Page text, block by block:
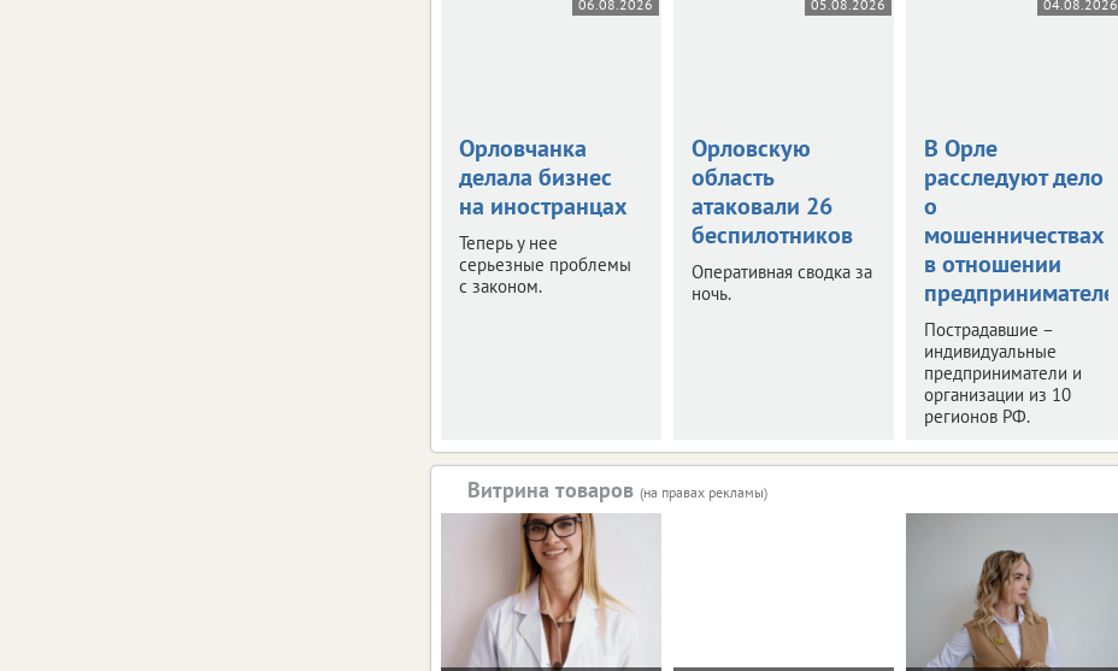
06.08.2026
Орловчанка
делала бизнес
на иностранцах
Теперь у нее
серьезные проблемы
с законом.
05.08.2026
Орловскую
область
атаковали 26
беспилотников
Оперативная сводка за
ночь.
04.08.2026
В Орле
расследуют дело
о
мошенничествах
в отношении
предпринимателей
Пострадавшие –
индивидуальные
предприниматели и
организации из 10
регионов РФ.
Витрина товаров (на правах рекламы)